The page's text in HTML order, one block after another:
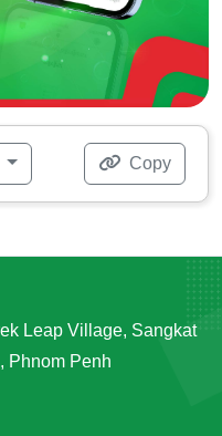
Copy
Leap Village, Sangkat
Phnom Penh